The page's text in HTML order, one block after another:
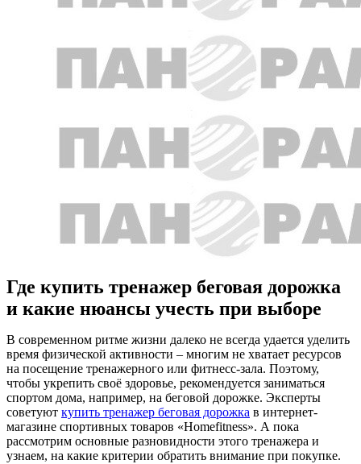
Где купить тренажер беговая дорожка
и какие нюансы учесть при выборе
В современном ритме жизни далеко не всегда удается уделить
время физической активности – многим не хватает ресурсов
на посещение тренажерного или фитнесс-зала. Поэтому,
чтобы укрепить своё здоровье, рекомендуется заниматься
спортом дома, например, на беговой дорожке. Эксперты
советуют купить тренажер беговая дорожка в интернет-
магазине спортивных товаров «Homefitness». А пока
рассмотрим основные разновидности этого тренажера и
узнаем, на какие критерии обратить внимание при покупке.